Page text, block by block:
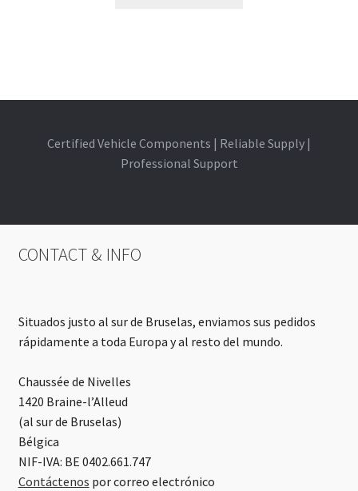
Certified Vehicle Components | Reliable Supply |
Professional Support
CONTACT & INFO
Situados justo al sur de Bruselas, enviamos sus pedidos
rápidamente a toda Europa y al resto del mundo.
Chaussée de Nivelles
1420 Braine-l’Alleud
(al sur de Bruselas)
Bélgica
NIF-IVA: BE 0402.661.747
Contáctenos por correo electrónico